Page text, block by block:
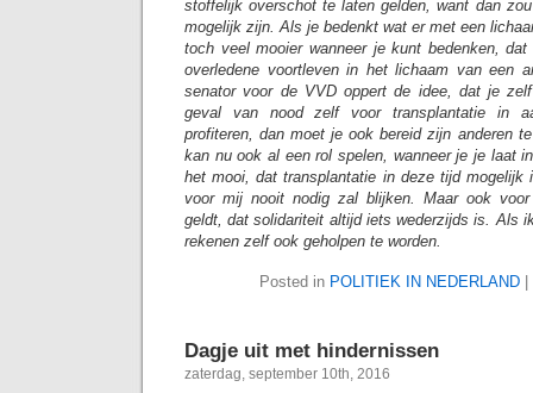
stoffelijk overschot te laten gelden, want dan
mogelijk zijn. Als je bedenkt wat er met een
toch veel mooier wanneer je kunt bedenken, dat
overledene voortleven in het lichaam van een
senator voor de VVD oppert de idee, dat je
geval van nood zelf voor transplantatie in
profiteren, dan moet je ook bereid zijn anderen
kan nu ook al een rol spelen, wanneer je je laat
het mooi, dat transplantatie in deze tijd mogelijk
voor mij nooit nodig zal blijken. Maar ook voor
geldt, dat solidariteit altijd iets wederzijds is. Als
rekenen zelf ook geholpen te worden.
Posted in POLITIEK IN NEDERLAND
Dagje uit met hindernissen
zaterdag, september 10th, 2016